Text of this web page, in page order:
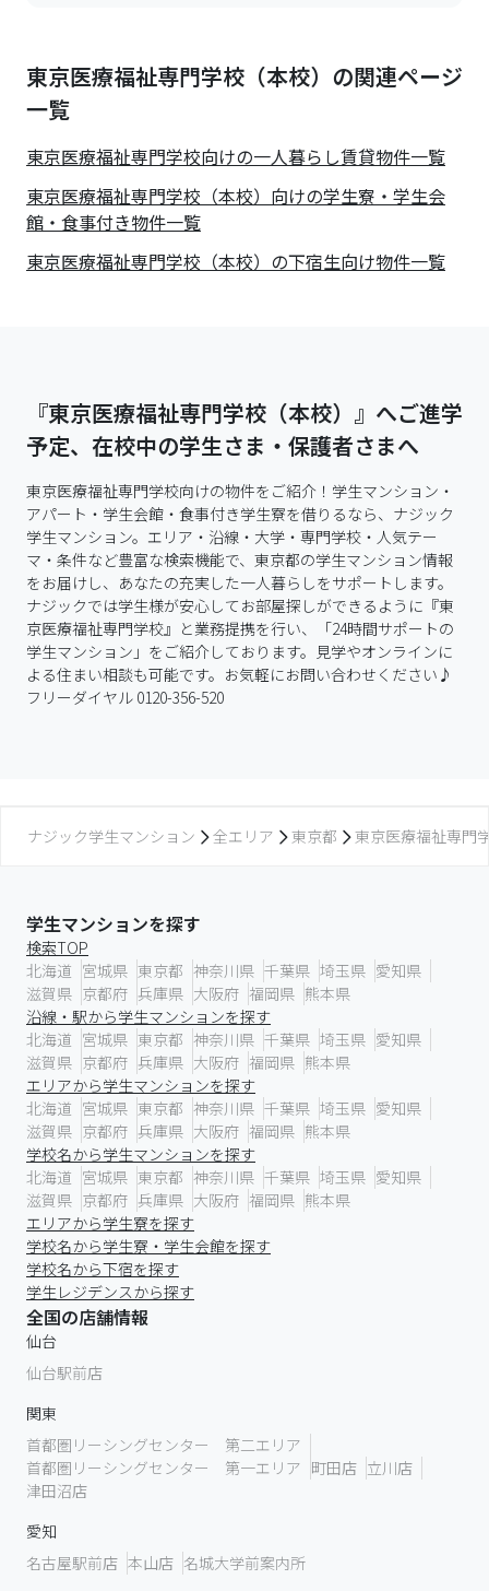
東京医療福祉専門学校（本校）の関連ページ
一覧
東京医療福祉専門学校向けの一人暮らし賃貸物件一覧
東京医療福祉専門学校（本校）向けの学生寮・学生会
館・食事付き物件一覧
東京医療福祉専門学校（本校）の下宿生向け物件一覧
『東京医療福祉専門学校（本校）』へご進学
予定、在校中の学生さま・保護者さまへ
東京医療福祉専門学校向けの物件をご紹介！学生マンション・
アパート・学生会館・食事付き学生寮を借りるなら、ナジック
学生マンション。エリア・沿線・大学・専門学校・人気テー
マ・条件など豊富な検索機能で、東京都の学生マンション情報
をお届けし、あなたの充実した一人暮らしをサポートします。
ナジックでは学生様が安心してお部屋探しができるように『東
京医療福祉専門学校』と業務提携を行い、「24時間サポートの
学生マンション」をご紹介しております。見学やオンラインに
よる住まい相談も可能です。お気軽にお問い合わせください♪
フリーダイヤル 0120-356-520
ナジック学生マンション 全エリア 東京都 東京医療福祉専門
学生マンションを探す
検索TOP
北海道 宮城県 東京都 神奈川県 千葉県 埼玉県 愛知県
滋賀県 京都府 兵庫県 大阪府 福岡県 熊本県
沿線・駅から学生マンションを探す
北海道 宮城県 東京都 神奈川県 千葉県 埼玉県 愛知県
滋賀県 京都府 兵庫県 大阪府 福岡県 熊本県
エリアから学生マンションを探す
北海道 宮城県 東京都 神奈川県 千葉県 埼玉県 愛知県
滋賀県 京都府 兵庫県 大阪府 福岡県 熊本県
学校名から学生マンションを探す
北海道 宮城県 東京都 神奈川県 千葉県 埼玉県 愛知県
滋賀県 京都府 兵庫県 大阪府 福岡県 熊本県
エリアから学生寮を探す
学校名から学生寮・学生会館を探す
学校名から下宿を探す
学生レジデンスから探す
全国の店舗情報
仙台
仙台駅前店
関東
首都圏リーシングセンター 第二エリア
首都圏リーシングセンター 第一エリア 町田店 立川店
津田沼店
愛知
名古屋駅前店 本山店 名城大学前案内所